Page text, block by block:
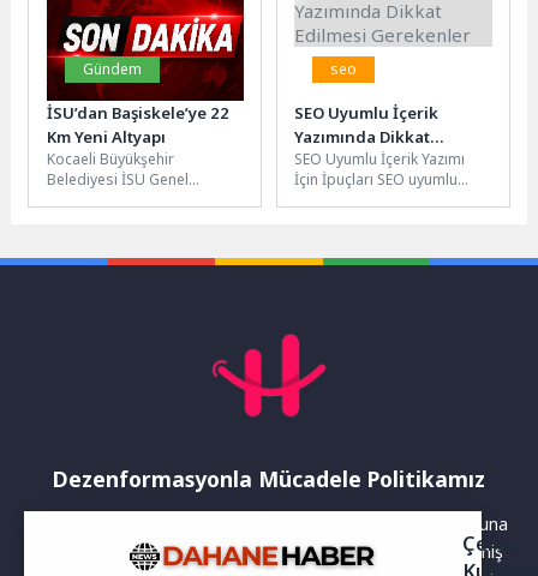
Gündem
İSU’dan Başiskele’ye 22
Km Yeni Altyapı
Kocaeli Büyükşehir
Belediyesi İSU Genel
Başiskele ilçesinde önemli...
seo
SEO Uyumlu İçerik
Yazımında Dikkat
Edilmesi Gerekenler
SEO Uyumlu İçerik Yazımı
İçin İpuçları SEO uyumlu
Dezenformasyonla Mücadele Politikamız
Yayınlanan haberler doğruluk ilkesi gözetilerek hazırlanır. Buna
rağmen bazı içeriklerde eksik, hatalı veya güncelliğini yitirmiş
Çerez